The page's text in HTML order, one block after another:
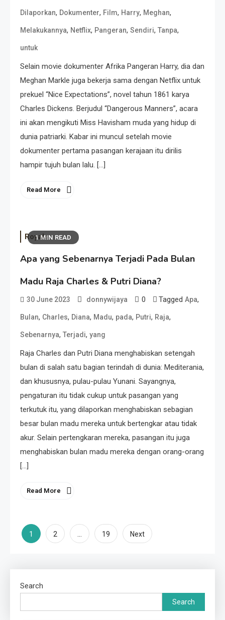
Dilaporkan, Dokumenter, Film, Harry, Meghan,
Melakukannya, Netflix, Pangeran, Sendiri, Tanpa,
untuk
Selain movie dokumenter Afrika Pangeran Harry, dia dan
Meghan Markle juga bekerja sama dengan Netflix untuk
prekuel “Nice Expectations”, novel tahun 1861 karya
Charles Dickens. Berjudul “Dangerous Manners”, acara
ini akan mengikuti Miss Havisham muda yang hidup di
dunia patriarki. Kabar ini muncul setelah movie
dokumenter pertama pasangan kerajaan itu dirilis
hampir tujuh bulan lalu. […]
Read More
1 MIN READ
Royals
Apa yang Sebenarnya Terjadi Pada Bulan
Madu Raja Charles & Putri Diana?
30 June 2023 donnywijaya 0 Tagged Apa,
Bulan, Charles, Diana, Madu, pada, Putri, Raja,
Sebenarnya, Terjadi, yang
Raja Charles dan Putri Diana menghabiskan setengah
bulan di salah satu bagian terindah di dunia: Mediterania,
dan khususnya, pulau-pulau Yunani. Sayangnya,
pengaturan itu tidak cukup untuk pasangan yang
terkutuk itu, yang dilaporkan menghabiskan sebagian
besar bulan madu mereka untuk bertengkar atau tidak
akur. Selain pertengkaran mereka, pasangan itu juga
menghabiskan bulan madu mereka dengan orang-orang
[…]
Read More
Posts
1 2 … 19 Next
Search
Search